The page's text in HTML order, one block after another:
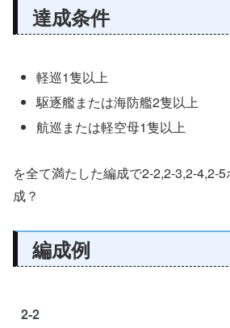
達成条件
軽巡1隻以上
駆逐艦または海防艦2隻以上
航巡または軽空母1隻以上
を全て満たした編成で2-2,2-3,2-4,2-
成？
編成例
2-2